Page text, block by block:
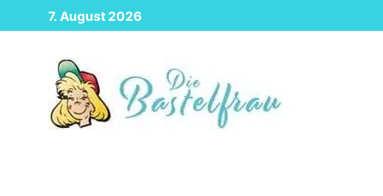
Zurück
zum
7. August 2026